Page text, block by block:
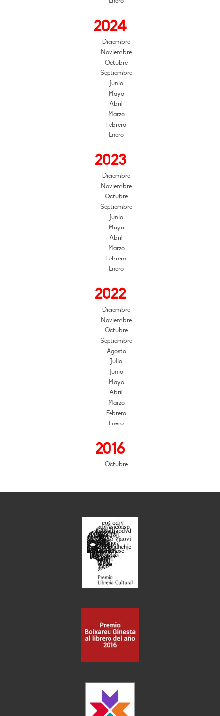
2024
Diciembre
Noviembre
Octubre
Septiembre
Junio
Mayo
Abril
Marzo
Febrero
Enero
2023
Diciembre
Noviembre
Octubre
Septiembre
Junio
Mayo
Abril
Marzo
Febrero
Enero
2022
Diciembre
Noviembre
Octubre
Septiembre
Agosto
Julio
Junio
Mayo
Abril
Marzo
Febrero
Enero
2016
Octubre